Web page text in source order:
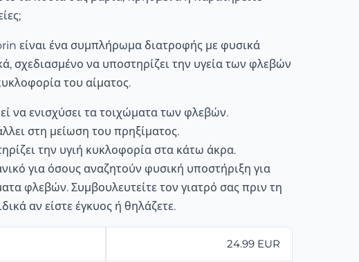
είναι ένα συμπλήρωμα διατροφής με φυσικά
σχεδιασμένο να υποστηρίζει την υγεία των φλεβών
του αίματος.
να ενισχύσει τα τοιχώματα των φλεβών.
στη μείωση του πρηξίματος.
την υγιή κυκλοφορία στα κάτω άκρα.
για όσους αναζητούν φυσική υποστήριξη για
φλεβών. Συμβουλευτείτε τον γιατρό σας πριν τη
αν είστε έγκυος ή θηλάζετε.
24.99 EUR